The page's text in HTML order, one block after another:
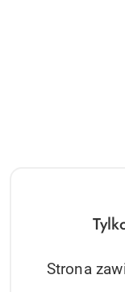
Strona